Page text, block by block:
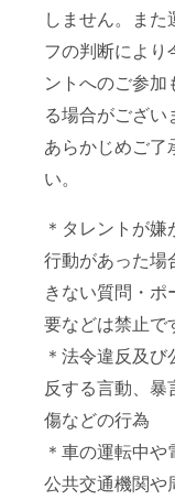
しません。また
フの判断により
ントへのご参加
る場合がござい
あらかじめご了
い。
＊タレントが嫌
行動があった場
きない質問・ポ
要などは禁止で
＊法令違反及び
反する言動、暴
傷などの行為
＊車の運転中
公共交通機関や